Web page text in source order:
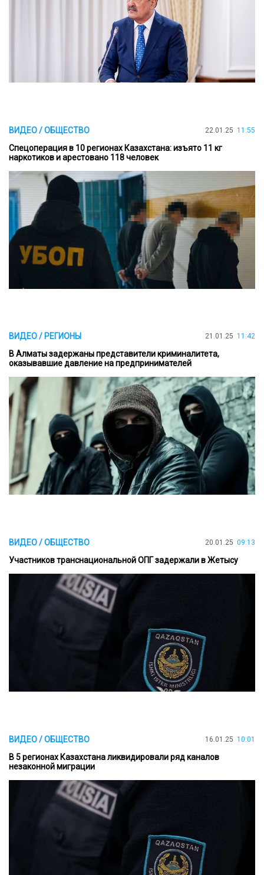
ВИДЕО / ОБЩЕСТВО 22.01.25 11:55
Спецоперация в 10 регионах Казахстана: изъято 11 кг
наркотиков и арестовано 118 человек
ВИДЕО / РЕГИОНЫ 21.01.25 11:42
В Алматы задержаны представители криминалитета,
оказывавшие давление на предпринимателей
ВИДЕО / ОБЩЕСТВО 20.01.25 09:13
Участников транснациональной ОПГ задержали в Жетысу
ВИДЕО / ОБЩЕСТВО 16.01.25 10:01
В 5 регионах Казахстана ликвидировали ряд каналов
незаконной миграции